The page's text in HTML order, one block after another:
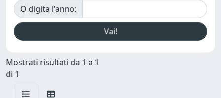
O digita l'anno:
Mostrati risultati da 1 a 1
di 1